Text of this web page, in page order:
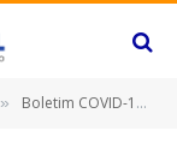
» Boletim COVID-19 (30/09/2022)